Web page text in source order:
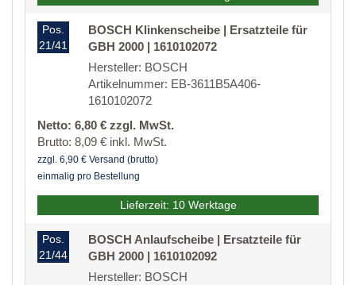
Pos.
21/41
BOSCH Klinkenscheibe | Ersatzteile für
GBH 2000 | 1610102072
Hersteller: BOSCH
Artikelnummer: EB-3611B5A406-
1610102072
Netto: 6,80 € zzgl. MwSt.
Brutto: 8,09 € inkl. MwSt.
zzgl. 6,90 € Versand (brutto)
einmalig pro Bestellung
Lieferzeit: 10 Werktage
Pos.
21/44
BOSCH Anlaufscheibe | Ersatzteile für
GBH 2000 | 1610102092
Hersteller: BOSCH